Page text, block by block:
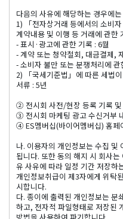
다음의 사유에 해당하는 경우에
1) 「전자상거래 등에서의 소비
계약내용 및 이행 등 거래에 관한
- 표시·광고에 관한 기록 : 6월
- 계약 또는 청약철회, 대금결제,
- 소비자 불만 또는 분쟁처리에 관
2) 「국세기준법」에 따른 세법
서류 : 5년
② 전시회 사전/현장 등록 기록 및
③ 전시회 마케팅 광고 수신거부
④ ES멤버십(바이어멤버십) 홈페
나. 이용자의 개인정보는 수집 및
됩니다. 또한 동의 해지 시 회사
유 사유에 따라 일정 기간 저장하
개인정보취급이 제3자에게 위탁
시합니다.
다. 종이에 출력된 개인정보는 분
하고, 전자적 파일형태로 저장된